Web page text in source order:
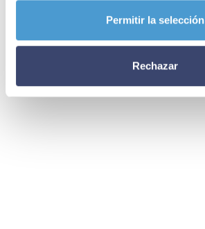
Permitir la selección
Rechazar